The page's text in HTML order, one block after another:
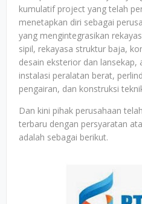
kumulatif project yang telah
menetapkan diri sebagai
yang mengintegrasikan
sipil, rekayasa struktur baja,
desain eksterior dan lansekap,
instalasi peralatan berat,
pengairan, dan konstruksi
Dan kini pihak perusahaan
terbaru dengan persyaratan
adalah sebagai berikut.